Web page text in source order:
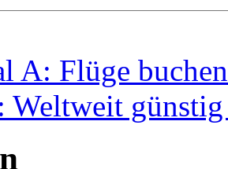
A: Flüge
Weltweit